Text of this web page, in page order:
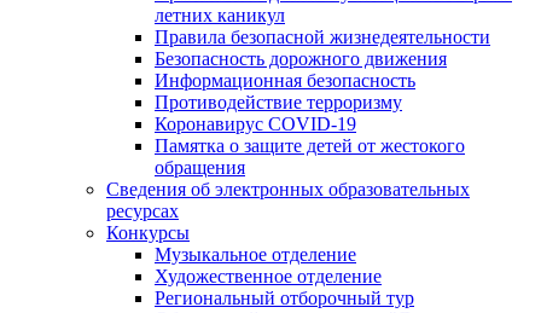
летних каникул
Правила безопасной жизнедеятельности
Безопасность дорожного движения
Информационная безопасность
Противодействие терроризму
Коронавирус COVID-19
Памятка о защите детей от жестокого
обращения
Сведения об электронных образовательных
ресурсах
Конкурсы
Музыкальное отделение
Художественное отделение
Региональный отборочный тур